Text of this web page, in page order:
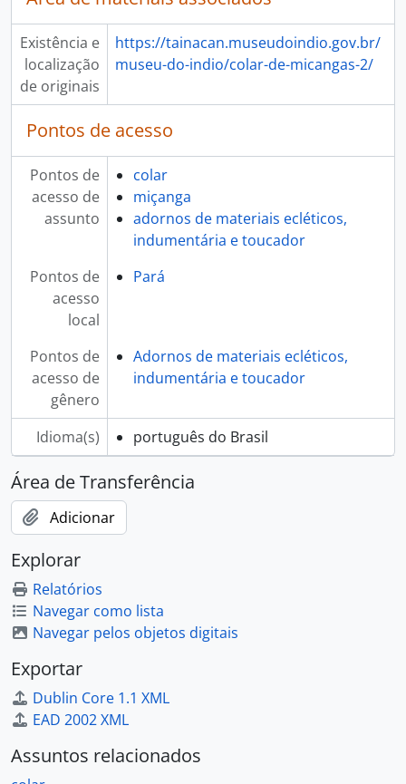
Existência e
localização
de originais
https://tainacan.museudoindio.gov.br/
museu-do-indio/colar-de-micangas-2/
Pontos de acesso
Pontos de
acesso de
assunto
colar
miçanga
adornos de materiais ecléticos,
indumentária e toucador
Pontos de
acesso
local
Pará
Pontos de
acesso de
gênero
Adornos de materiais ecléticos,
indumentária e toucador
Idioma(s) português do Brasil
Área de Transferência
Adicionar
Explorar
Relatórios
Navegar como lista
Navegar pelos objetos digitais
Exportar
Dublin Core 1.1 XML
EAD 2002 XML
Assuntos relacionados